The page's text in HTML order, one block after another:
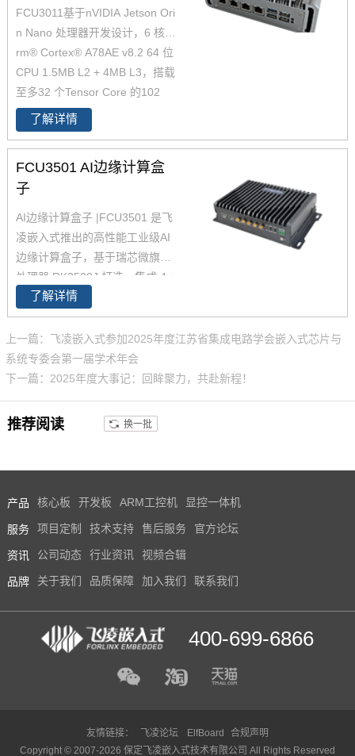
FCU3011基于nVIDIA Jetson Ori
n Nano 处理器开发设计，6 核 A
rm® Cortex® A78AE v8.2 64 位
CPU 1.5MB L2 + 4MB L3，搭载
至多32 个Tensor Core 的102
4 核NVIDIA Ampere 架构 GPU
1，AI性能最高可达40TOPS2，
可应用在智慧交通、智慧工厂、
智慧建筑等行业，用于边缘侧AI
计算。产品采用无风扇被动散热
设计，经过了严苛的环境、EMC
测试，确保其工作稳定可靠。
了解详情
FCU3501 AI边缘计算盒
子
AI边缘计算盒子 |FCU3501 是飞
凌嵌入式推出的高性能工业级AI
边缘计算盒子，基于瑞芯微旗舰
处理器 RK3588J 打造，集成 4×
Cortex-A76 + 4×Cortex-A55 八
核CPU 与 6 TOPS NPU，是一款
专为复杂场景设计的智能8K编解
视觉分析智能盒。AI边缘计算盒
子支持16路1080P视频并发接入
通、智能制造、能源巡检等边缘
了解详情
上一篇：飞凌嵌入式参加2025年度江苏省集成电路学会嵌入式芯片与
系统专委会第一届学术年会
下一篇：2025年度大事记：回眸聚力，共赴新程！
推荐阅读 换一批
产品 核心板 开发板 ARM工控机 显控一体机
服务 项目定制 技术支持 售后服务 官方论坛
资讯 公司动态 行业资讯 视频合辑
品牌 关于我们 品质保障 加入我们 联系我们
400-699-6866
友情链接： 飞凌论坛 ElfBoard
合规声明
Copyright © 2007-2026 保定飞凌嵌入式技术有限公司 All Rights Reserved